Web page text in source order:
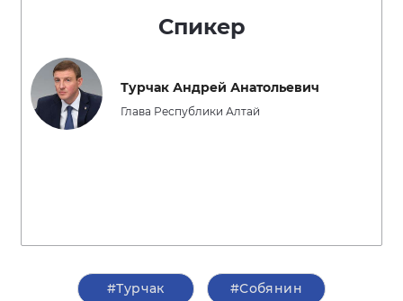
Спикер
Турчак Андрей Анатольевич
Глава Республики Алтай
#Турчак #Собянин